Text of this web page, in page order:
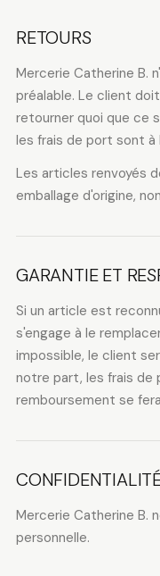
RETOURS
Mercerie Catherine B.
préalable. Le client
retourner quoi que ce
les frais de port sont à
Les articles renvoyés
emballage d'origine,
GARANTIE ET
Si un article est
s'engage à le
impossible, le client
notre part, les frais de
remboursement se
Mercerie Catherine B.
personnelle.